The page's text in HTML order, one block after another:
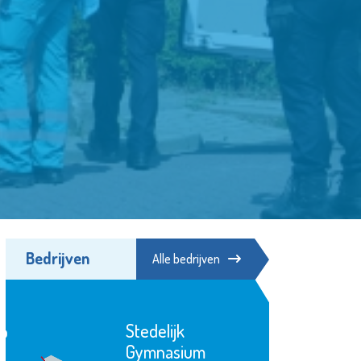
Bedrijven Alle bedrijven
Schiedam
Waterklaar